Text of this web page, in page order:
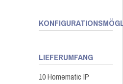
LIEFERUMFANG
10 Homematic IP